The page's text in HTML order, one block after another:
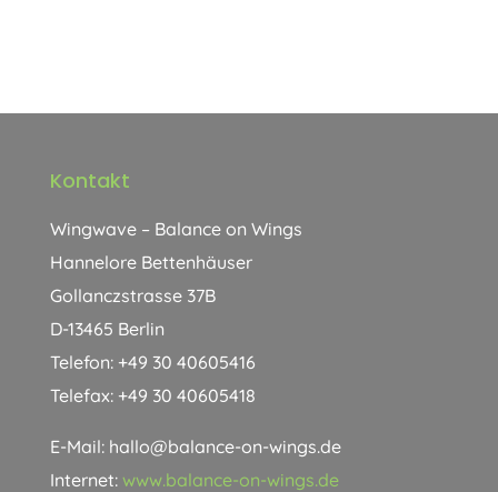
Kontakt
Wingwave – Balance on Wings
Hannelore Bettenhäuser
Gollanczstrasse 37B
D-13465 Berlin
Telefon: +49 30 40605416
Telefax: +49 30 40605418
E-Mail: hallo@balance-on-wings.de
Internet: www.balance-on-wings.de